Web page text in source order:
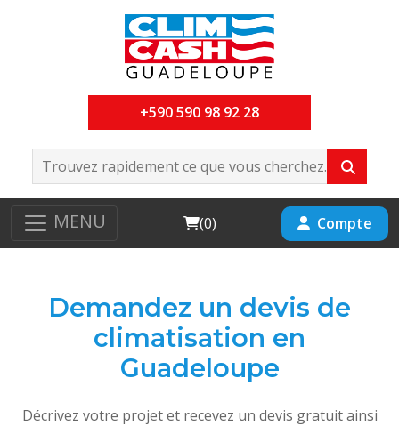
+590 590 98 92 28
MENU Cart
(0) Compte
Demandez un devis de
climatisation en
Guadeloupe
Décrivez votre projet et recevez un devis gratuit ainsi